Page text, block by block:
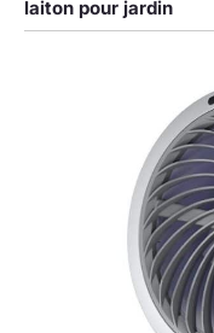
laiton pour jardin